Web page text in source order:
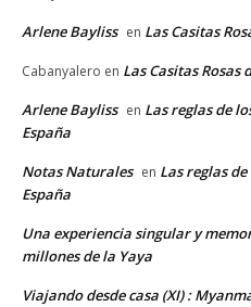
Arlene Bayliss en Las Casitas
Cabanyalero en Las Casitas Rosas
Arlene Bayliss en Las reglas de
España
Notas Naturales en Las reglas
España
Una experiencia singular y
millones de la Yaya
Viajando desde casa (XI) :